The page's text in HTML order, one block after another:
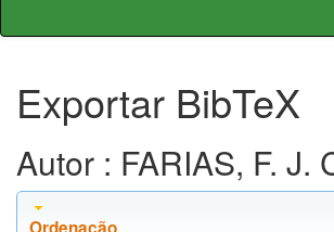
Exportar BibTeX
Autor : FARIAS, F. J.